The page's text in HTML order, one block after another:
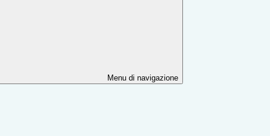
Menu di navigazione